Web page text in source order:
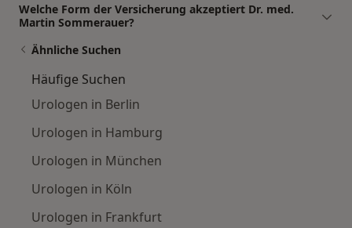
Welche Form der Versicherung akzeptiert Dr. med.
Martin Sommerauer?
Ähnliche Suchen
Häufige Suchen
Urologen in Berlin
Urologen in Hamburg
Urologen in München
Urologen in Köln
Urologen in Frankfurt